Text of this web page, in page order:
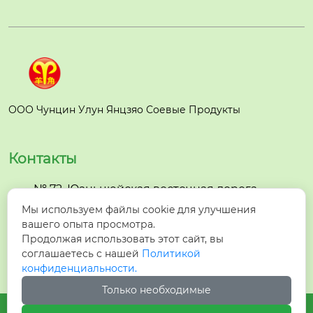
ючение: личный
а первый взгляд,
может показатьс
ить реализацию
ООО Чунцин Улун Янцзяо Соевые Продукты
Контакты

№ 72, Юаньцюйская восточная дорога,
поселок Байма, район Улун, город Чунцин
 +86-23-63673227
Мы используем файлы cookie для улучшения
вашего опыта просмотра.
Продолжая использовать этот сайт, вы
соглашаетесь с нашей Политикой
конфиденциальности.
Только необходимые